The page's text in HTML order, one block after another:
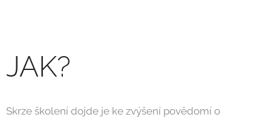
JAK?
Skrze školení dojde je ke zvýšení povědomí o